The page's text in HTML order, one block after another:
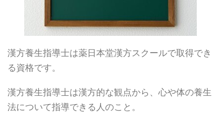
漢方養生指導士は薬日本堂漢方スクールで取得でき
る資格です。
漢方養生指導士は漢方的な観点から、心や体の養生
法について指導できる人のこと。